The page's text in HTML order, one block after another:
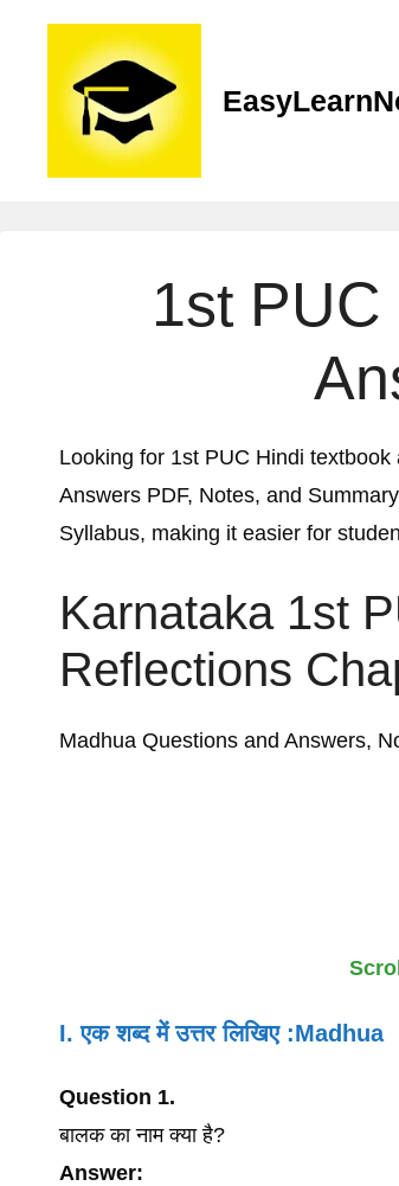
1st
Looking for 1st PUC Hindi
Answers PDF, Notes, and
Syllabus, making it easier for
Karnataka 1st
Reflections
Madhua Questions and Answers,
I. एक शब्द में उत्तर लिखिए :Madhua
Question 1.
बालक का नाम क्या है?
Answer: